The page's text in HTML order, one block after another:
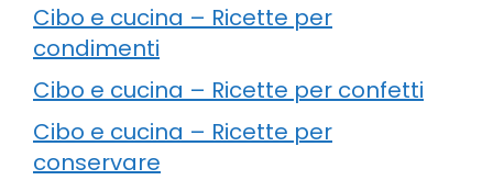
Cibo e cucina – Ricette per
condimenti
Cibo e cucina – Ricette per confetti
Cibo e cucina – Ricette per
conservare